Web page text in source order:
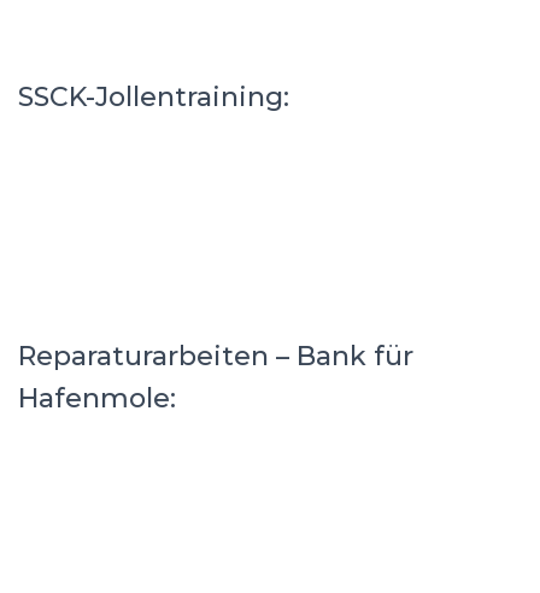
SSCK-Jollentraining:
Reparaturarbeiten – Bank für
Hafenmole: